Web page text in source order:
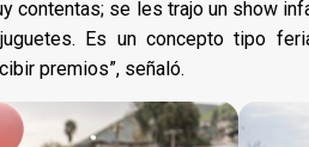
contentas; se les trajo un show
Es un concepto tipo
premios”, señaló.